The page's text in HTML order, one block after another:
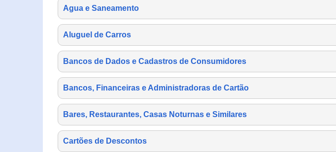
Agua e Saneamento
Aluguel de Carros
Bancos de Dados e Cadastros de Consumidores
Bancos, Financeiras e Administradoras de Cartão
Bares, Restaurantes, Casas Noturnas e Similares
Cartões de Descontos